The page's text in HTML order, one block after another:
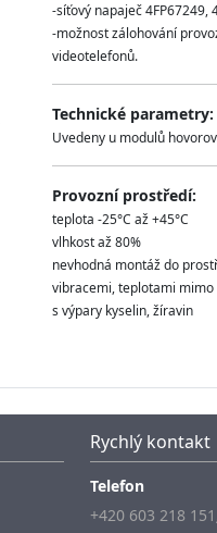
-síťový napaječ 4FP67249,
-možnost zálohování
videotelefonů.
Technické parametry:
Uvedeny u modulů
Provozní prostředí:
teplota -25°C až +45°C
vlhkost až 80%
nevhodná montáž do
vibracemi, teplotami mimo
s výpary kyselin, žíravin
Rychlý kontakt
Telefon
+420 603 218 151